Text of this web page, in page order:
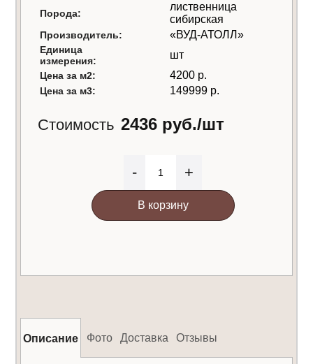
Порода:
лиственница
сибирская
Производитель: «ВУД-АТОЛЛ»
Единица
измерения:
шт
Цена за м2: 4200 р.
Цена за м3: 149999 р.
Стоимость 2436 руб./шт
- +
В корзину
Описание Фото Доставка Отзывы